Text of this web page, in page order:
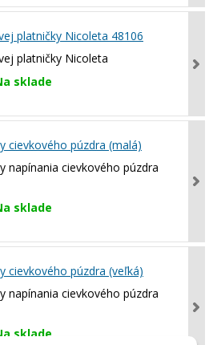
platničky Nicoleta 48106
platničky Nicoleta
sklade
cievkového púzdra (malá)
napínania cievkového púzdra
sklade
cievkového púzdra (veľká)
napínania cievkového púzdra
sklade